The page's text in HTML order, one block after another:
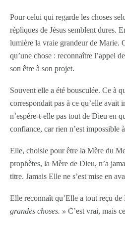
Pour celui qui regarde les choses
répliques de Jésus semblent dures.
lumière la vraie grandeur de Marie.
qu’une chose : reconnaître l’appel
son être à son projet.
Souvent elle a été bousculée. Ce à
correspondait pas à ce qu’elle avait
n’espère-t-elle pas tout de Dieu en
confiance, car rien n’est impossible
Elle, choisie pour être la Mère du
prophètes, la Mère de Dieu, n’a
titre. Jamais Elle ne s’est mise en
Elle reconnaît qu’Elle a tout reçu de
grandes choses. » C’est vrai, mais